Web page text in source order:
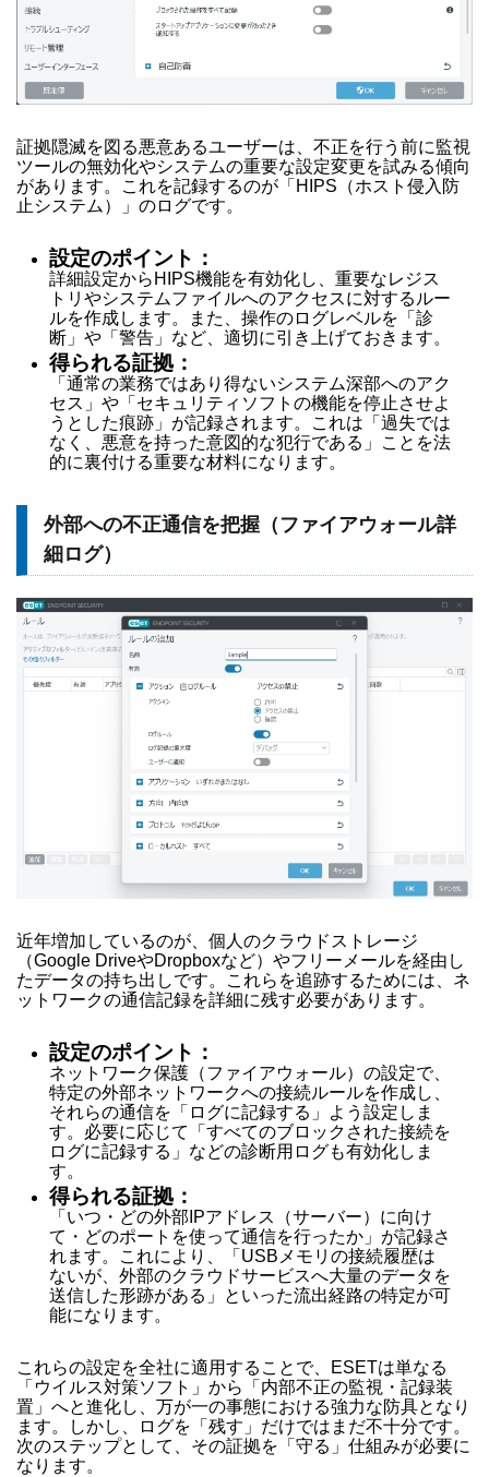
証拠隠滅を図る悪意あるユーザーは、不正を行う前に監視
ツールの無効化やシステムの重要な設定変更を試みる傾向
があります。これを記録するのが「HIPS（ホスト侵入防
止システム）」のログです。
設定のポイント：
詳細設定からHIPS機能を有効化し、重要なレジス
トリやシステムファイルへのアクセスに対するルー
ルを作成します。また、操作のログレベルを「診
断」や「警告」など、適切に引き上げておきます。
得られる証拠：
「通常の業務ではあり得ないシステム深部へのアク
セス」や「セキュリティソフトの機能を停止させよ
うとした痕跡」が記録されます。これは「過失では
なく、悪意を持った意図的な犯行である」ことを法
的に裏付ける重要な材料になります。
外部への不正通信を把握（ファイアウォール詳
細ログ）
近年増加しているのが、個人のクラウドストレージ
（Google DriveやDropboxなど）やフリーメールを経由し
たデータの持ち出しです。これらを追跡するためには、ネ
ットワークの通信記録を詳細に残す必要があります。
設定のポイント：
ネットワーク保護（ファイアウォール）の設定で、
特定の外部ネットワークへの接続ルールを作成し、
それらの通信を「ログに記録する」よう設定しま
す。必要に応じて「すべてのブロックされた接続を
ログに記録する」などの診断用ログも有効化しま
す。
得られる証拠：
「いつ・どの外部IPアドレス（サーバー）に向け
て・どのポートを使って通信を行ったか」が記録さ
れます。これにより、「USBメモリの接続履歴は
ないが、外部のクラウドサービスへ大量のデータを
送信した形跡がある」といった流出経路の特定が可
能になります。
これらの設定を全社に適用することで、ESETは単なる
「ウイルス対策ソフト」から「内部不正の監視・記録装
置」へと進化し、万が一の事態における強力な防具となり
ます。しかし、ログを「残す」だけではまだ不十分です。
次のステップとして、その証拠を「守る」仕組みが必要に
なります。